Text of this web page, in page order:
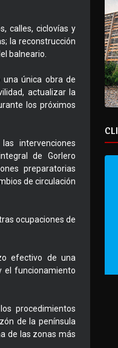
calles, ciclovías y
la reconstrucción
balneario.
una única obra de
actualizar la
los próximos
intervenciones
de Gorlero
preparatorias
de circulación
ocupaciones de
efectivo de una
el funcionamiento
procedimientos
de la península
de las zonas más